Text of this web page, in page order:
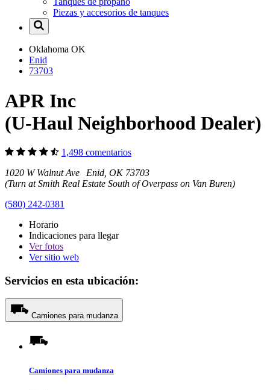
Piezas y accesorios de tanques
Oklahoma OK
Enid
73703
APR Inc
(U-Haul Neighborhood Dealer)
1,498 comentarios
1020 W Walnut Ave Enid, OK 73703
(Turn at Smith Real Estate South of Overpass on Van Buren)
(580) 242-0381
Horario
Indicaciones para llegar
Verfotos
Ver sitio web
Servicios en esta ubicación:
Camiones para mudanza
Camiones para mudanza